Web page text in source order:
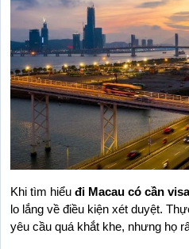
Khi tìm hiểu đi Macau có cần
lo lắng về điều kiện xét duyệt.
yêu cầu quá khắt khe, nhưng họ